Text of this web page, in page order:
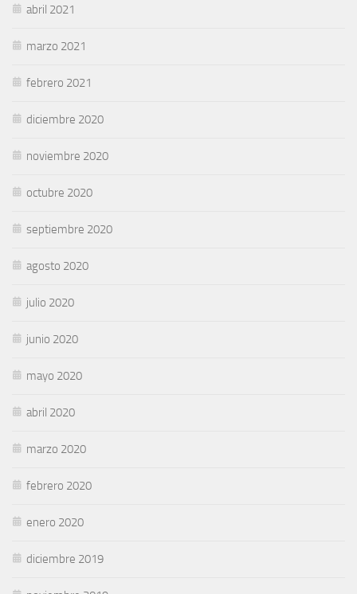
abril 2021
marzo 2021
febrero 2021
diciembre 2020
noviembre 2020
octubre 2020
septiembre 2020
agosto 2020
julio 2020
junio 2020
mayo 2020
abril 2020
marzo 2020
febrero 2020
enero 2020
diciembre 2019